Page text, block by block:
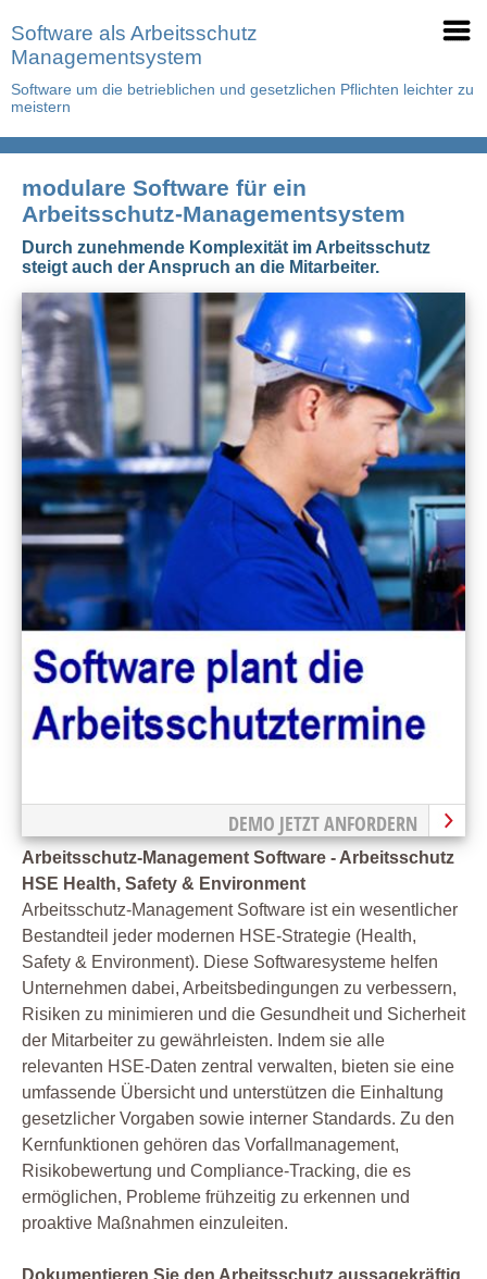
Software als Arbeitsschutz
Managementsystem
Software um die betrieblichen und gesetzlichen Pflichten leichter zu
meistern
modulare Software für ein
Arbeitsschutz-Managementsystem
Durch zunehmende Komplexität im Arbeitsschutz
steigt auch der Anspruch an die Mitarbeiter.
DEMO JETZT ANFORDERN
Arbeitsschutz-Management Software - Arbeitsschutz
HSE Health, Safety & Environment
Arbeitsschutz-Management Software ist ein wesentlicher
Bestandteil jeder modernen HSE-Strategie (Health,
Safety & Environment). Diese Softwaresysteme helfen
Unternehmen dabei, Arbeitsbedingungen zu verbessern,
Risiken zu minimieren und die Gesundheit und Sicherheit
der Mitarbeiter zu gewährleisten. Indem sie alle
relevanten HSE-Daten zentral verwalten, bieten sie eine
umfassende Übersicht und unterstützen die Einhaltung
gesetzlicher Vorgaben sowie interner Standards. Zu den
Kernfunktionen gehören das Vorfallmanagement,
Risikobewertung und Compliance-Tracking, die es
ermöglichen, Probleme frühzeitig zu erkennen und
proaktive Maßnahmen einzuleiten.